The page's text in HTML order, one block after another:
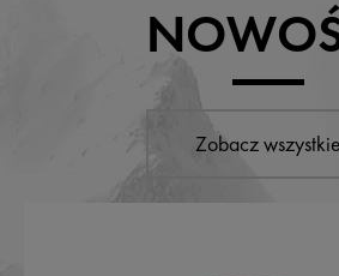
Zobacz wszystkie